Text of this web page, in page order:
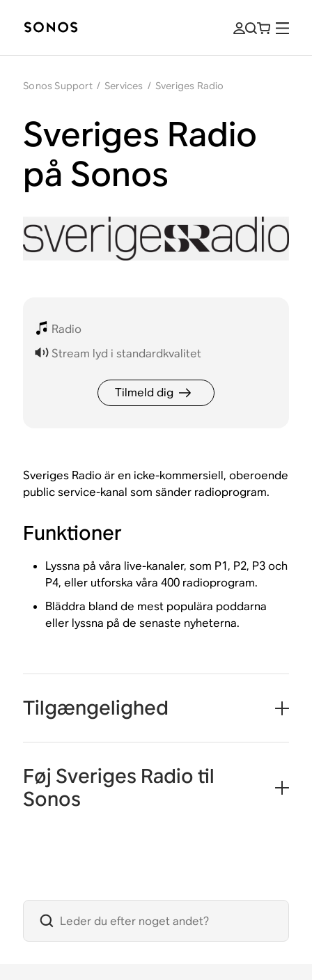
Sonos Support / Services / Sveriges Radio
Sveriges Radio
på Sonos
Radio
Stream lyd i standardkvalitet
Tilmeld dig
Sveriges Radio är en icke-kommersiell, oberoende
public service-kanal som sänder radioprogram.
Funktioner
Lyssna på våra live-kanaler, som P1, P2, P3 och
P4, eller utforska våra 400 radioprogram.
Bläddra bland de mest populära poddarna
eller lyssna på de senaste nyheterna.
Tilgængelighed
Føj Sveriges Radio til
Sonos